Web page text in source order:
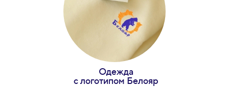
Одежда
с логотипом Белояр